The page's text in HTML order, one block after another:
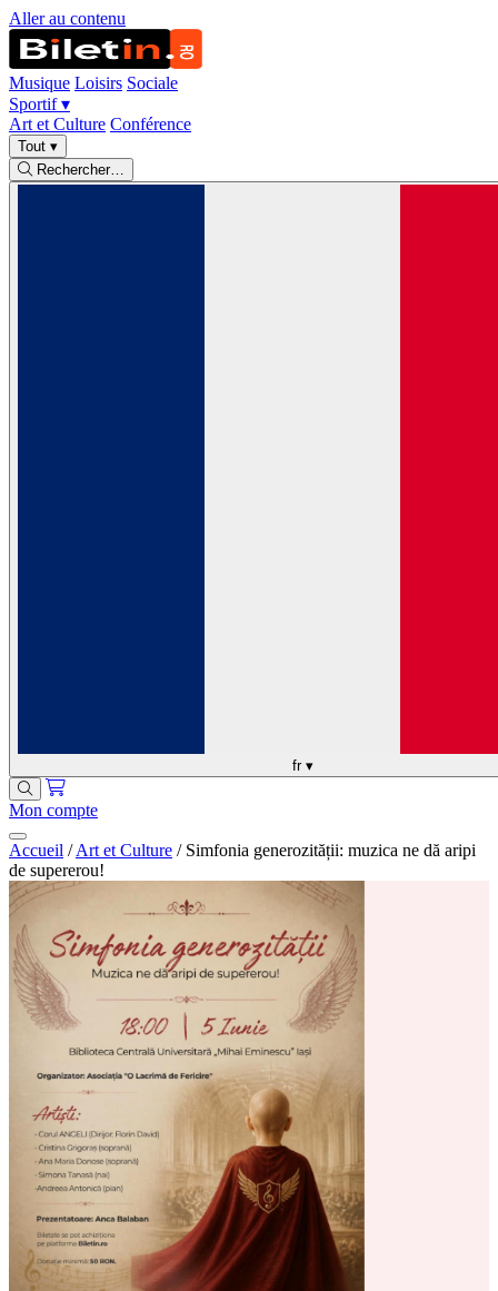
Aller au contenu
Musique Loisirs Sociale
Sportif▾
Art et Culture Conférence
Tout ▾
Rechercher…
fr ▾
Mon compte
Accueil / Art et Culture / Simfonia generozității: muzica ne dă aripi
de supererou!